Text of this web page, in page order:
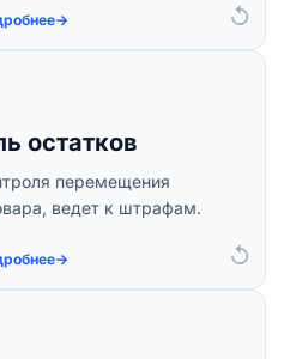
→ ↺
остатков
перемещения
ведет к штрафам.
→ ↺
процессы в 1С для
единицы товара
времени.